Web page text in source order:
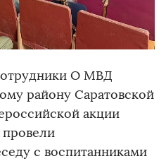
О МВД
району Саратовской
акции
с воспитанниками